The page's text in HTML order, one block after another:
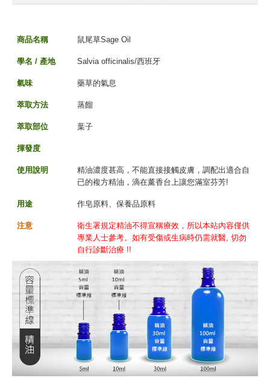
商品名稱 鼠尾草Sage Oil
學名 / 產地 Salvia officinalis/西班牙
氣味 藥草的氣息
萃取方法 蒸餾
萃取部位 葉子
揮發度
使用說明
精油濃度甚高，不能直接接觸皮膚，調配出適合自
已的複方精油，滴在薰香台上讓您滿室芬芳!
用途 作皂原料、保養品原料
注意
衛生署規定精油不得宣稱療效，所以本站內容僅供
專業人士參考。如有受傷或生病時仍需就醫, 切勿
自行診斷治療 !!